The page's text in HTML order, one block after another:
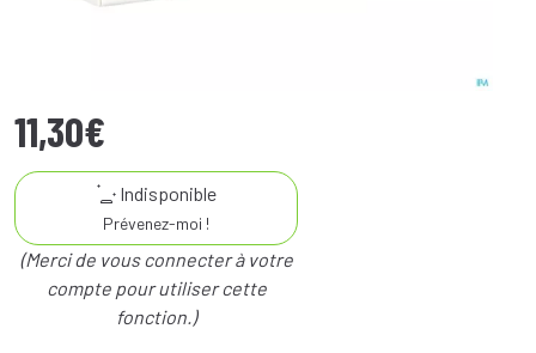
11,30€
Indisponible
Prévenez-moi !
(Merci de vous connecter à votre
compte pour utiliser cette
fonction.)